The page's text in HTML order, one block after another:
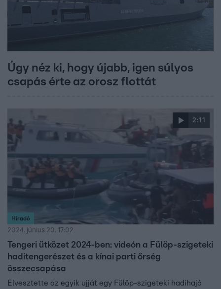
Úgy néz ki, hogy újabb, igen súlyos
csapás érte az orosz flottát
2:11
Híradó
2024. június 20. 17:02
Tengeri ütközet 2024-ben: videón a Fülöp-szigeteki
haditengerészet és a kínai parti őrség
összecsapása
Elvesztette az egyik ujját egy Fülöp-szigeteki hadihajó